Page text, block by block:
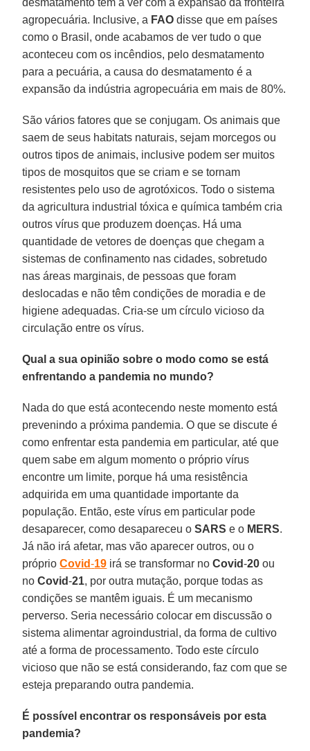
agropecuária. Inclusive, a FAO disse que em países
como o Brasil, onde acabamos de ver tudo o que
aconteceu com os incêndios, pelo desmatamento
para a pecuária, a causa do desmatamento é a
expansão da indústria agropecuária em mais de 80%.
São vários fatores que se conjugam. Os animais que
saem de seus habitats naturais, sejam morcegos ou
outros tipos de animais, inclusive podem ser muitos
tipos de mosquitos que se criam e se tornam
resistentes pelo uso de agrotóxicos. Todo o sistema
da agricultura industrial tóxica e química também cria
outros vírus que produzem doenças. Há uma
quantidade de vetores de doenças que chegam a
sistemas de confinamento nas cidades, sobretudo
nas áreas marginais, de pessoas que foram
deslocadas e não têm condições de moradia e de
higiene adequadas. Cria-se um círculo vicioso da
circulação entre os vírus.
Qual a sua opinião sobre o modo como se está
enfrentando a pandemia no mundo?
Nada do que está acontecendo neste momento está
prevenindo a próxima pandemia. O que se discute é
como enfrentar esta pandemia em particular, até que
quem sabe em algum momento o próprio vírus
encontre um limite, porque há uma resistência
adquirida em uma quantidade importante da
população. Então, este vírus em particular pode
desaparecer, como desapareceu oSARS e o MERS.
Já não irá afetar, mas vão aparecer outros, ou o
próprioCovid-19 irá se transformar noCovid-20 ou
noCovid-21, por outra mutação, porque todas as
condições se mantêm iguais. É um mecanismo
perverso. Seria necessário colocar em discussão o
sistema alimentar agroindustrial, da forma de cultivo
até a forma de processamento. Todo este círculo
vicioso que não se está considerando, faz com que se
esteja preparando outra pandemia.
É possível encontrar os responsáveis por esta
pandemia?